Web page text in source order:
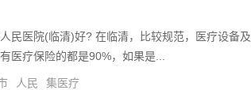
民医院(临清)好? 在临清，比较规范，医疗设备及
医疗保险的都是90%，如果是...
人民 集医疗